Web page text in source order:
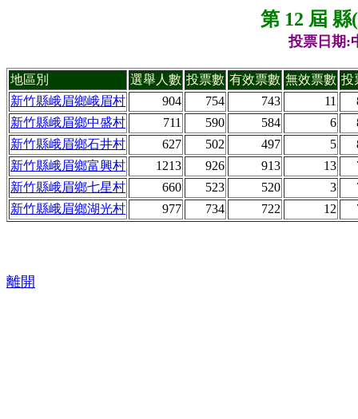
第 12 屆
投票日期:
地區別 選舉人數 投票數 有效票數 無效票數 投
新竹縣峨眉鄉峨眉村
904 754 743 11
新竹縣峨眉鄉中盛村
711 590 584 6
新竹縣峨眉鄉石井村
627 502 497 5
新竹縣峨眉鄉富興村
1213 926 913 13
新竹縣峨眉鄉七星村
660 523 520 3
新竹縣峨眉鄉湖光村
977 734 722 12
離開